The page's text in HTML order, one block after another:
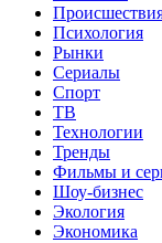
Психология
Рынки
Сериалы
Спорт
ТВ
Технологии
Тренды
Фильмы и
Шоу-бизнес
Экология
Экономика